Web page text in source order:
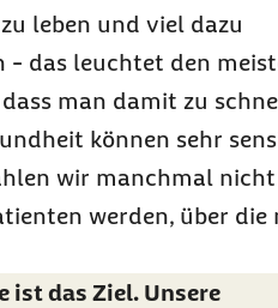
leben und viel dazu
- das leuchtet den
man damit zu
können sehr
wir manchmal
werden, über die
ist das Ziel. Unsere